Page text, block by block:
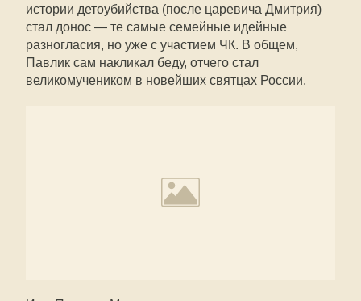
истории детоубийства (после царевича Дмитрия)
стал донос — те самые семейные идейные
разногласия, но уже с участием ЧК. В общем,
Павлик сам накликал беду, отчего стал
великомучеником в новейших святцах России.